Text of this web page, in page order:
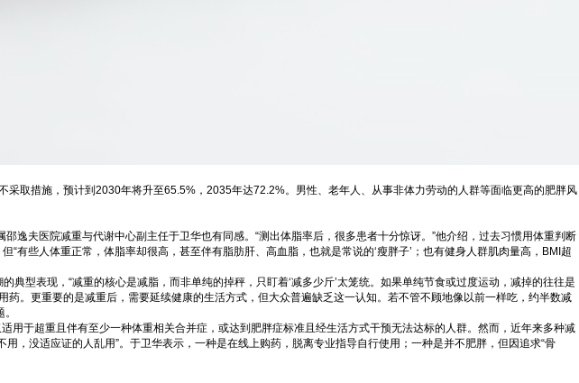
取措施，预计到2030年将升至65.5%，2035年达72.2%。男性、老年人、从事非体力劳动的人群等面临更高的肥胖风
逸夫医院减重与代谢中心副主任于卫华也有同感。“测出体脂率后，很多患者十分惊讶。”他介绍，过去习惯用体重判断
些人体重正常，体脂率却很高，甚至伴有脂肪肝、高血脂，也就是常说的‘瘦胖子’；也有健身人群肌肉量高，BMI超
型表现，“减重的核心是减脂，而非单纯的掉秤，只盯着‘减多少斤’太笼统。如果单纯节食或过度运动，减掉的往往是
。更重要的是减重后，需要延续健康的生活方式，但大众普遍缺乏这一认知。若不管不顾地像以前一样吃，约半数减
用于超重且伴有至少一种体重相关合并症，或达到肥胖症标准且经生活方式干预无法达标的人群。然而，近年来多种减
，没适应证的人乱用”。于卫华表示，一种是在线上购药，脱离专业指导自行使用；一种是并不肥胖，但因追求“骨